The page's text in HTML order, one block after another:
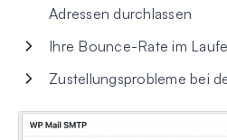
Adressen durchlassen
Ihre Bounce-Rate im
Zustellungsprobleme bei